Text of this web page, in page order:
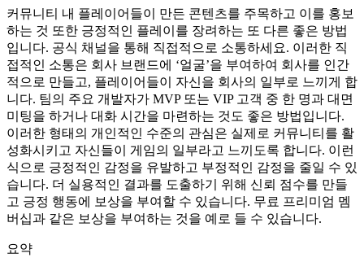
커뮤니티 내 플레이어들이 만든 콘텐츠를 주목하고 이를 홍보
하는 것 또한 긍정적인 플레이를 장려하는 또 다른 좋은 방법
입니다. 공식 채널을 통해 직접적으로 소통하세요. 이러한 직
접적인 소통은 회사 브랜드에 ‘얼굴’을 부여하여 회사를 인간
적으로 만들고, 플레이어들이 자신을 회사의 일부로 느끼게 합
니다. 팀의 주요 개발자가 MVP 또는 VIP 고객 중 한 명과 대면
미팅을 하거나 대화 시간을 마련하는 것도 좋은 방법입니다.
이러한 형태의 개인적인 수준의 관심은 실제로 커뮤니티를 활
성화시키고 자신들이 게임의 일부라고 느끼도록 합니다. 이런
식으로 긍정적인 감정을 유발하고 부정적인 감정을 줄일 수 있
습니다. 더 실용적인 결과를 도출하기 위해 신뢰 점수를 만들
고 긍정 행동에 보상을 부여할 수 있습니다. 무료 프리미엄 멤
버십과 같은 보상을 부여하는 것을 예로 들 수 있습니다.
요약